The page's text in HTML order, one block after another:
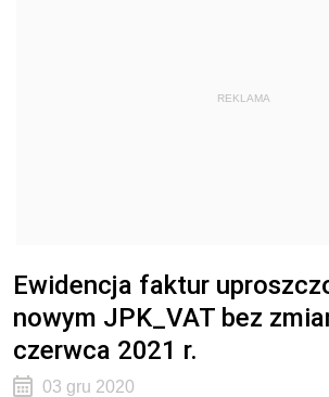
REKLAMA
Ewidencja faktur
nowym JPK_VAT bez
czerwca 2021 r.
03 gru 2020